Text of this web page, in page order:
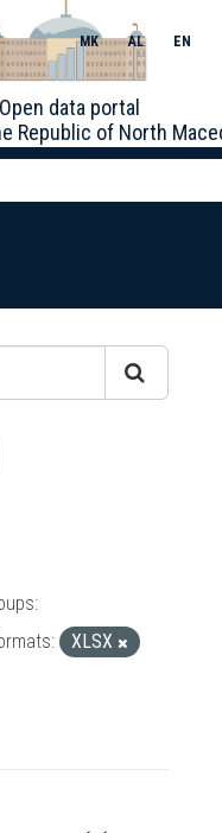
Open data portal
Republic of North
MK AL EN
XLSX